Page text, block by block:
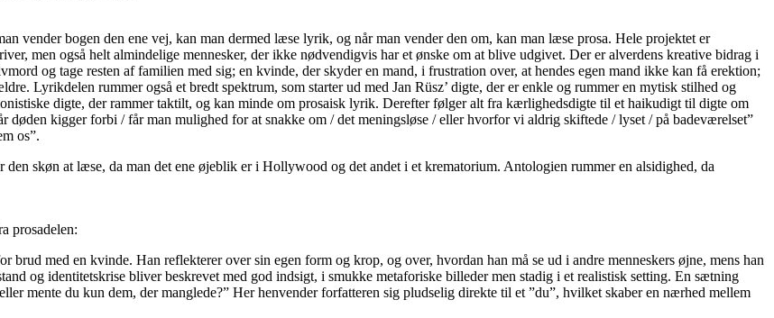
vender bogen den ene vej, kan man dermed læse lyrik, og når man vender den om, kan man læse prosa. Hele projektet er
men også helt almindelige mennesker, der ikke nødvendigvis har et ønske om at blive udgivet. Der er alverdens kreative bidrag i
og tage resten af familien med sig; en kvinde, der skyder en mand, i frustration over, at hendes egen mand ikke kan få erektion;
Lyrikdelen rummer også et bredt spektrum, som starter ud med Jan Rüsz’ digte, der er enkle og rummer en mytisk stilhed og
digte, der rammer taktilt, og kan minde om prosaisk lyrik. Derefter følger alt fra kærlighedsdigte til et haikudigt til digte om
kigger forbi / får man mulighed for at snakke om / det meningsløse / eller hvorfor vi aldrig skiftede / lyset / på badeværelset”
os”.
skøn at læse, da man det ene øjeblik er i Hollywood og det andet i et krematorium. Antologien rummer en alsidighed, da
prosadelen:
brud med en kvinde. Han reflekterer over sin egen form og krop, og over, hvordan han må se ud i andre menneskers øjne, mens han
og identitetskrise bliver beskrevet med god indsigt, i smukke metaforiske billeder men stadig i et realistisk setting. En sætning
mente du kun dem, der manglede?” Her henvender forfatteren sig pludselig direkte til et ”du”, hvilket skaber en nærhed mellem